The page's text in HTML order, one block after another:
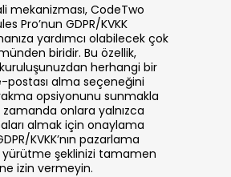
mekanizması, CodeTwo
Pro’nun GDPR/KVKK
yardımcı olabilecek çok
biridir. Bu özellik,
kuruluşunuzdan herhangi bir
postası alma seçeneğini
opsiyonunu sunmakla
zamanda onlara yalnızca
almak için onaylama
KVKK’nın pazarlama
şeklinizi tamamen
izin vermeyin.